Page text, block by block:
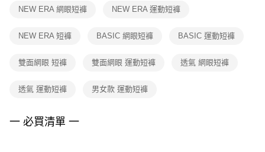
客戶支援中心」https://netprotections.freshdesk.com/support/home
１．透過由恩沛科技股份有限公司提供之「AFTEE先享後付」服務完成之交
權轉讓予恩沛科技股份有限公司。
３．未成年的使用者請事先徵得法定代理人或監護人之同意方可使用
４．使用「AFTEE先享後付」時，將依據個別帳號之用戶狀況，依本公司即
NEW ERA 網眼短褲 NEW ERA 運動短褲
NEW ERA 短褲 BASIC 網眼短褲 BASIC 運動短褲
雙面網眼 短褲 雙面網眼 運動短褲 透氣 網眼短褲
透氣 運動短褲 男女款 運動短褲
一 必買清單 一